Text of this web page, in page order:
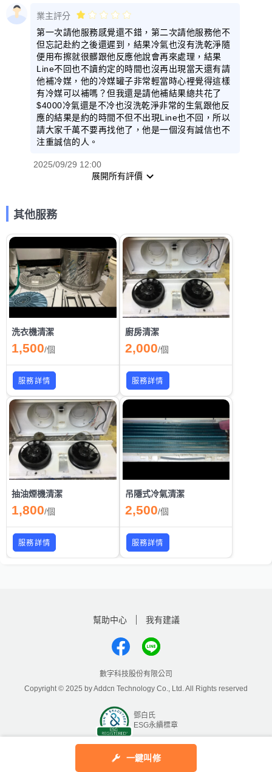
一鍵叫修
業主評分
第一次請他服務感覺還不錯，第二次請他服務他不
但忘記赴約之後還遲到，結果冷氣也沒有洗乾淨隨
便用布擦就很髒跟他反應他說會再來處理，結果
Line不回也不讀約定的時間也沒再出現當天還有請
他補冷媒，他的冷媒罐子非常輕當時心裡覺得這樣
有冷媒可以補嗎？但我還是請他補結果總共花了
$4000冷氣還是不冷也沒洗乾淨非常的生氣跟他反
應的結果是約的時間不但不出現Line也不回，所以
請大家千萬不要再找他了，他是一個沒有誠信也不
注重誠信的人。
2025/09/29 12:00
展開所有評價
其他服務
洗衣機清潔
1,500/個
服務詳情
廚房清潔
2,000/個
服務詳情
抽油煙機清潔
1,800/個
服務詳情
吊隱式冷氣清潔
2,500/個
服務詳情
幫助中心 我有建議
數字科技股份有限公司
Copyright © 2025 by Addcn Technology Co., Ltd. All Rights reserved
鄧白氏
ESG永續標章